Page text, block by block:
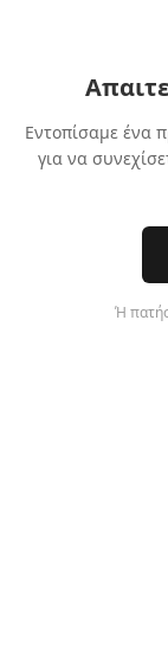
Εντοπίσαμε ένα
για να
Ή